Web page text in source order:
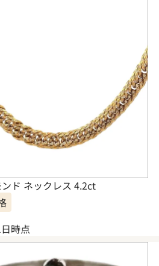
ド ネックレス 4.2ct
時点